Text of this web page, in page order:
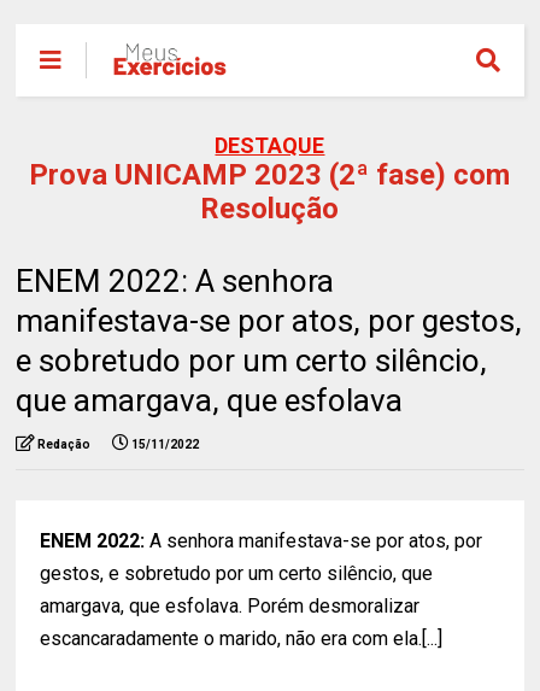
DESTAQUE
Prova UNICAMP 2023 (2ª fase) com
Resolução
ENEM 2022: A senhora
manifestava-se por atos, por gestos,
e sobretudo por um certo silêncio,
que amargava, que esfolava
Redação 15/11/2022
ENEM 2022:A senhora manifestava-se por atos, por
gestos, e sobretudo por um certo silêncio, que
amargava, que esfolava. Porém desmoralizar
escancaradamente o marido, não era com ela.[...]